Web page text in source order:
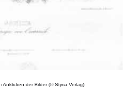
Anklicken der Bilder (© Styria Verlag)